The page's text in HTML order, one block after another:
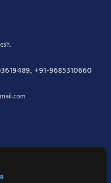
+91-9685310660